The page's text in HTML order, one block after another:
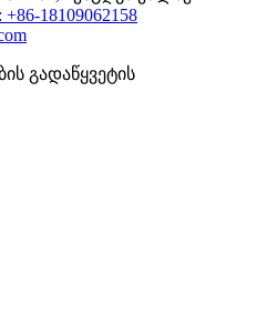
18109062158
გადაწყვეტის